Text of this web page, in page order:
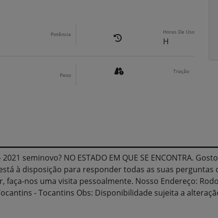
Potência Horas De Uso
H
Peso
Tração
2021 seminovo? NO ESTADO EM QUE SE ENCONTRA.
à disposição para responder todas as suas
faça-nos uma visita pessoalmente. Nosso Endereço:
- Tocantins Obs: Disponibilidade sujeita a